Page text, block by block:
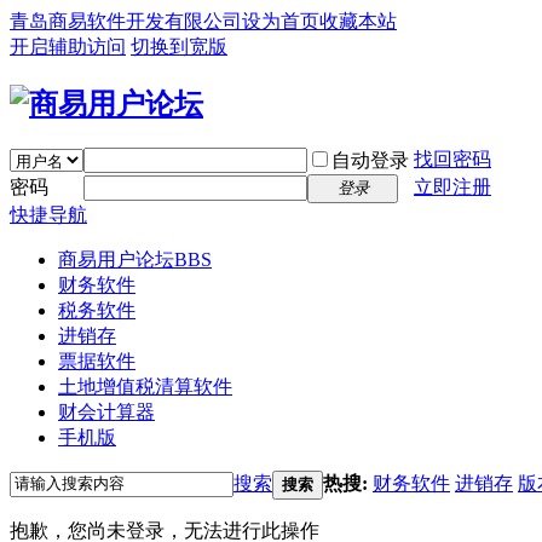
青岛商易软件开发有限公司 设为首页收藏本站
开启辅助访问 切换到宽版
自动登录 找回密码
密码
登录
立即注册
快捷导航
商易用户论坛BBS
财务软件
税务软件
进销存
票据软件
土地增值税清算软件
财会计算器
手机版
搜索 搜索 热搜: 财务软件 进销存 版
抱歉，您尚未登录，无法进行此操作